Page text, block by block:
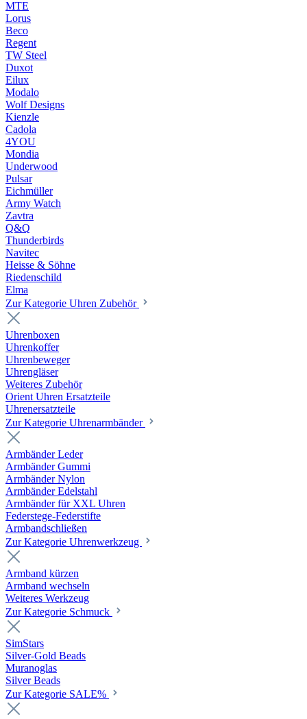
MTE
Lorus
Beco
Regent
TW Steel
Duxot
Eilux
Modalo
Wolf Designs
Kienzle
Cadola
4YOU
Mondia
Underwood
Pulsar
Eichmüller
Army Watch
Zavtra
Q&Q
Thunderbirds
Navitec
Heisse & Söhne
Riedenschild
Elma
Zur Kategorie Uhren Zubehör
Uhrenboxen
Uhrenkoffer
Uhrenbeweger
Uhrengläser
Weiteres Zubehör
Orient Uhren Ersatzteile
Uhrenersatzteile
Zur Kategorie Uhrenarmbänder
Armbänder Leder
Armbänder Gummi
Armbänder Nylon
Armbänder Edelstahl
Armbänder für XXL Uhren
Federstege-Federstifte
Armbandschließen
Zur Kategorie Uhrenwerkzeug
Armband kürzen
Armband wechseln
Weiteres Werkzeug
Zur Kategorie Schmuck
SimStars
Silver-Gold Beads
Muranoglas
Silver Beads
Zur Kategorie SALE%